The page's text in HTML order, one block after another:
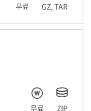
무료 GZ, TAR
무료 ZIP